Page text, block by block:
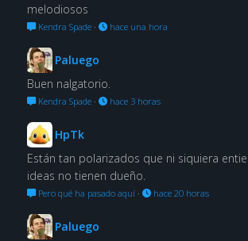
melodiosos
Kendra Spade· hace una hora
Paluego
Buen nalgatorio.
Kendra Spade· hace 3 horas
HpTk
Están tan polarizados que ni siquiera
ideas no tienen dueño.
Pero qué ha pasado aquí· hace 20 horas
Paluego